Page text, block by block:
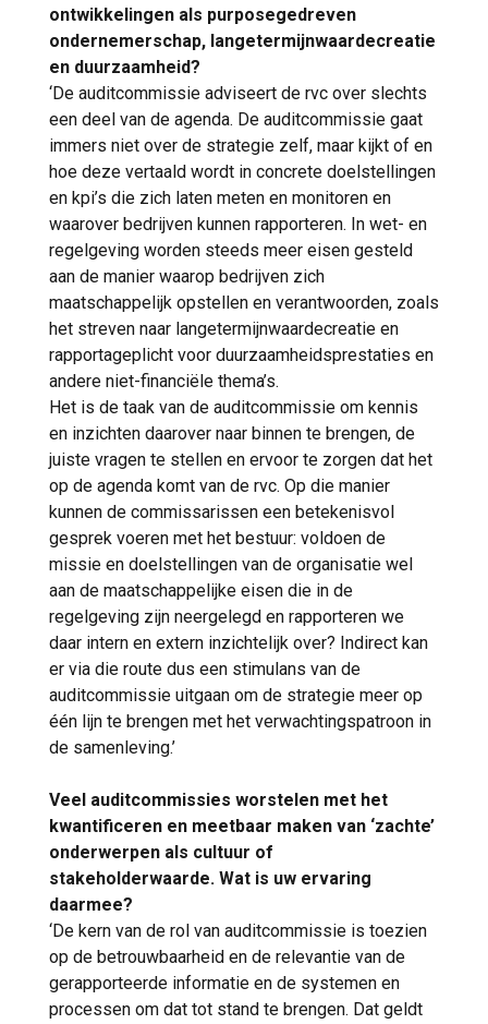
ontwikkelingen als purposegedreven
ondernemerschap, langetermijnwaardecreatie
en duurzaamheid?
‘De auditcommissie adviseert de rvc over slechts
een deel van de agenda. De auditcommissie gaat
immers niet over de strategie zelf, maar kijkt of en
hoe deze vertaald wordt in concrete doelstellingen
en kpi’s die zich laten meten en monitoren en
waarover bedrijven kunnen rapporteren. In wet- en
regelgeving worden steeds meer eisen gesteld
aan de manier waarop bedrijven zich
maatschappelijk opstellen en verantwoorden, zoals
het streven naar langetermijnwaardecreatie en
rapportageplicht voor duurzaamheidsprestaties en
andere niet-financiële thema’s.
Het is de taak van de auditcommissie om kennis
en inzichten daarover naar binnen te brengen, de
juiste vragen te stellen en ervoor te zorgen dat het
op de agenda komt van de rvc. Op die manier
kunnen de commissarissen een betekenisvol
gesprek voeren met het bestuur: voldoen de
missie en doelstellingen van de organisatie wel
aan de maatschappelijke eisen die in de
regelgeving zijn neergelegd en rapporteren we
daar intern en extern inzichtelijk over? Indirect kan
er via die route dus een stimulans van de
auditcommissie uitgaan om de strategie meer op
één lijn te brengen met het verwachtingspatroon in
de samenleving.’
Veel auditcommissies worstelen met het
kwantificeren en meetbaar maken van ‘zachte’
onderwerpen als cultuur of
stakeholderwaarde. Wat is uw ervaring
daarmee?
‘De kern van de rol van auditcommissie is toezien
op de betrouwbaarheid en de relevantie van de
gerapporteerde informatie en de systemen en
processen om dat tot stand te brengen. Dat geldt